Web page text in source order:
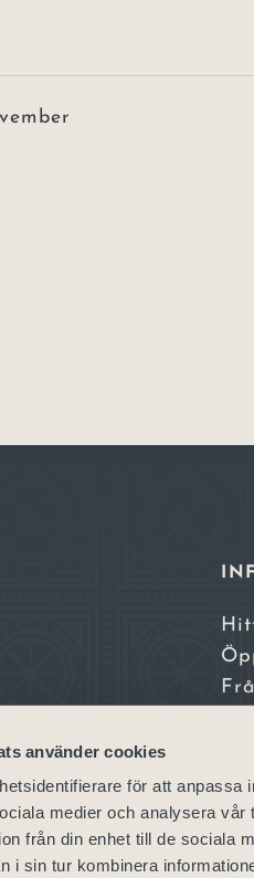
använder cookies
för att anpassa
medier och analysera
från din enhet till de sociala
i sin tur kombinera